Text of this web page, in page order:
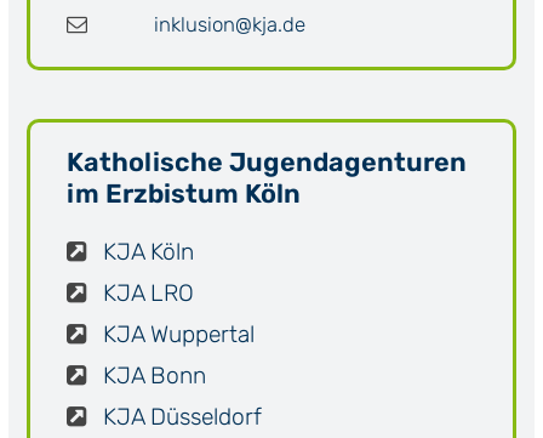
inklusion@kja.de
Katholische Jugendagenturen
im Erzbistum Köln
KJA Köln
KJA LRO
KJA Wuppertal
KJA Bonn
KJA Düsseldorf